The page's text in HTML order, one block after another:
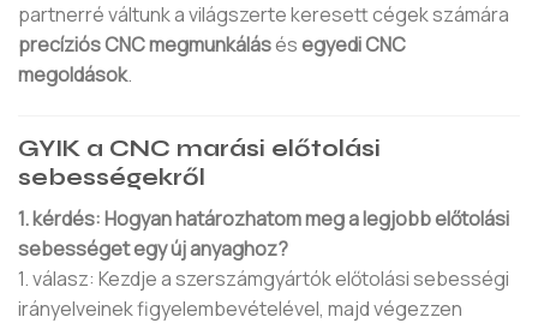
partnerré váltunk a világszerte keresett cégek számára
precíziós CNC megmunkálásésegyedi CNC
megoldások.
GYIK a CNC marási előtolási
sebességekről
1. kérdés: Hogyan határozhatom meg a legjobb előtolási
sebességet egy új anyaghoz?
1. válasz: Kezdje a szerszámgyártók előtolási sebességi
irányelveinek figyelembevételével, majd végezzen